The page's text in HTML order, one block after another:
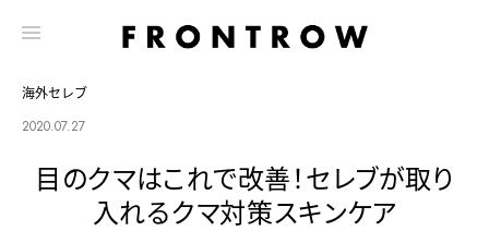
海外セレブ
2020.07.27
目のクマはこれで改善！セレブが取り
入れるクマ対策スキンケア